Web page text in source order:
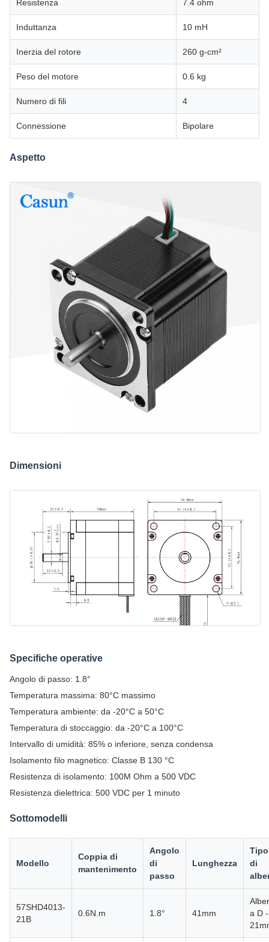
Resistenza 7.4 ohm
Induttanza 10 mH
Inerzia del rotore 260 g-cm²
Peso del motore 0.6 kg
Numero di fili 4
Connessione Bipolare
Aspetto
Dimensioni
Specifiche operative
Angolo di passo: 1.8°
Temperatura massima: 80°C massimo
Temperatura ambiente: da -20°C a 50°C
Temperatura di stoccaggio: da -20°C a 100°C
Intervallo di umidità: 85% o inferiore, senza condensa
Isolamento filo magnetico: Classe B 130 °C
Resistenza di isolamento: 100M Ohm a 500 VDC
Resistenza dielettrica: 500 VDC per 1 minuto
Sottomodelli
Modello
Coppia di
mantenimento
Angolo
di
passo
Lunghezza
Tipo
di
57SHD4013-
21B
0.6N.m 1.8° 41mm
a D -